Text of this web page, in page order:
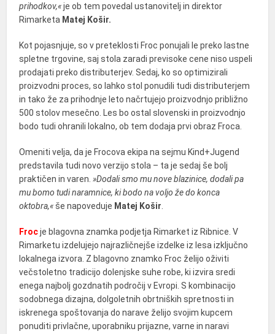
prihodkov,«je ob tem povedal ustanovitelj in direktor
Rimarketa Matej Košir.
Kot pojasnjuje, so v preteklosti Froc ponujali le preko lastne
spletne trgovine, saj stola zaradi previsoke cene niso uspeli
prodajati preko distributerjev. Sedaj, ko so optimizirali
proizvodni proces, so lahko stol ponudili tudi distributerjem
in tako že za prihodnje leto načrtujejo proizvodnjo približno
500 stolov mesečno. Les bo ostal slovenski in proizvodnjo
bodo tudi ohranili lokalno, ob tem dodaja prvi obraz Froca.
Omeniti velja, da je Frocova ekipa na sejmu Kind+Jugend
predstavila tudi novo verzijo stola – ta je sedaj še bolj
praktičen in varen.»Dodali smo mu nove blazinice, dodali pa
mu bomo tudi naramnice, ki bodo na voljo že do konca
oktobra,«še napoveduje Matej Košir
Frocje blagovna znamka podjetja Rimarket iz Ribnice. V
Rimarketu izdelujejo najrazličnejše izdelke iz lesa izključno
lokalnega izvora. Z blagovno znamko Froc želijo oživiti
večstoletno tradicijo dolenjske suhe robe, ki izvira sredi
enega najbolj gozdnatih področij v Evropi. S kombinacijo
sodobnega dizajna, dolgoletnih obrtniških spretnosti in
iskrenega spoštovanja do narave želijo svojim kupcem
ponuditi privlačne, uporabniku prijazne, varne in naravi